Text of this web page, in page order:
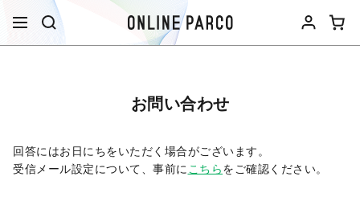
お問い合わせ
回答にはお日にちをいただく場合がございます。
受信メール設定について、事前に こちらをご確認ください。​